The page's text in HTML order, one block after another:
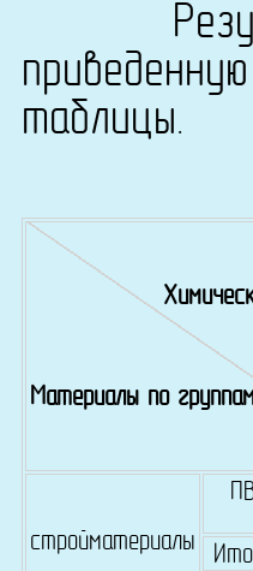
таблицы.
Материалы по
стройматериалы